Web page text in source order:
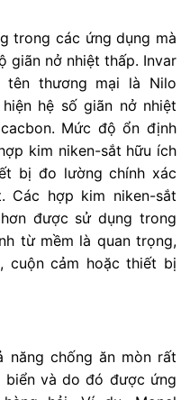
trong các ứng dụng mà
giãn nở nhiệt thấp. Invar
thương mại là Nilo
hệ số giãn nở nhiệt
Mức độ ổn định
kim niken-sắt hữu ích
bị đo lường chính xác
Các hợp kim niken-sắt
được sử dụng trong
từ mềm là quan trọng,
cuộn cảm hoặc thiết bị
năng chống ăn mòn rất
và do đó được ứng